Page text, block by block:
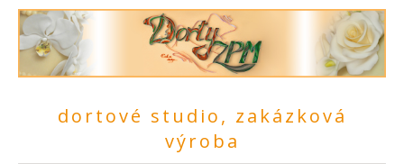
dortové studio, zakázková
výroba